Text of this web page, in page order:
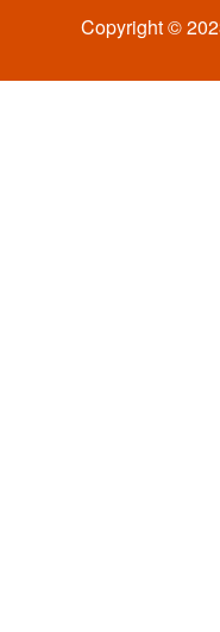
Copyright ©